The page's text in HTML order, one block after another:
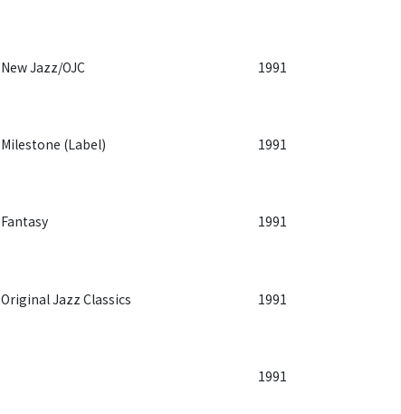
New Jazz/OJC 1991
Milestone (Label) 1991
Fantasy 1991
Original Jazz Classics 1991
1991